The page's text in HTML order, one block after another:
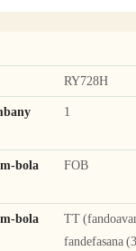
RY728H
1
bola
FOB
bola
TT
fandefasana